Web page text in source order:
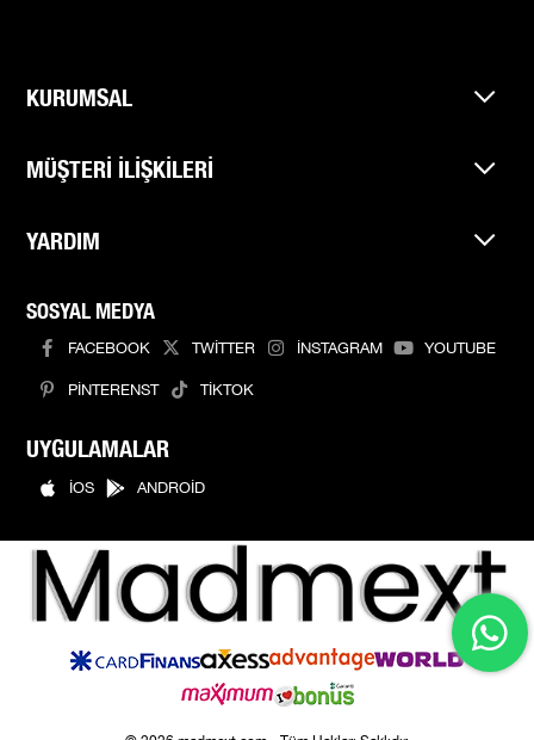
KURUMSAL
MÜŞTERİ İLİŞKİLERİ
YARDIM
SOSYAL MEDYA
FACEBOOK TWİTTER İNSTAGRAM
YOUTUBE
PİNTERENST
TİKTOK
UYGULAMALAR
İOS ANDROİD